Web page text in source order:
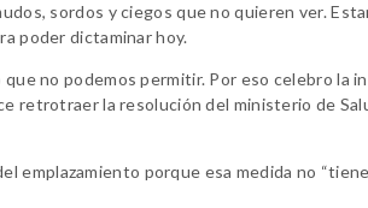
sordos y ciegos que no quieren ver.
poder dictaminar hoy.
no podemos permitir. Por eso celebro la
retrotraer la resolución del ministerio de
emplazamiento porque esa medida no